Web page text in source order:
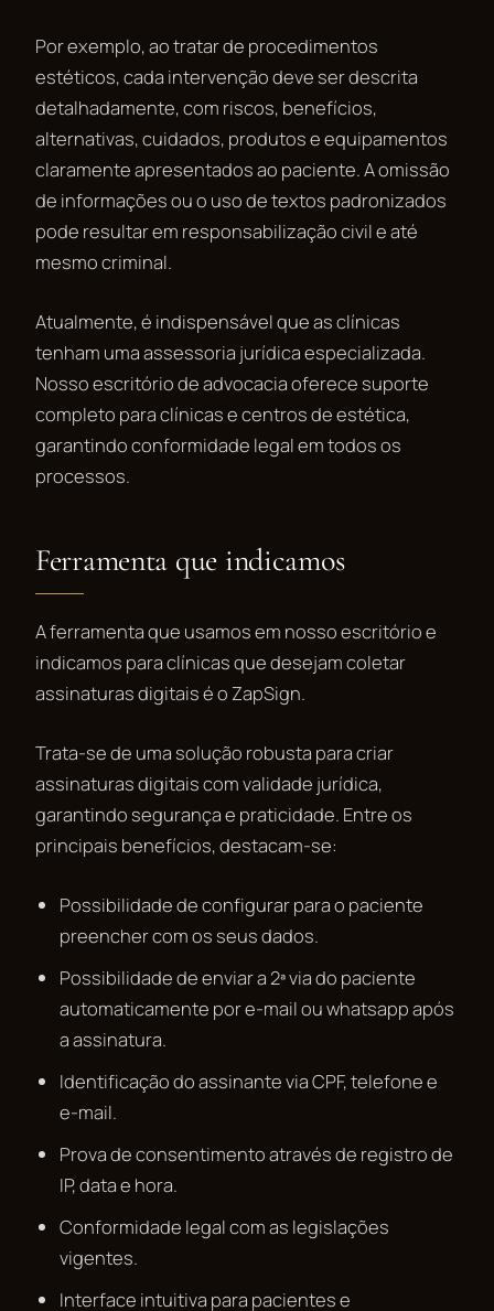
Por exemplo, ao tratar de procedimentos
estéticos, cada intervenção deve ser descrita
detalhadamente, com riscos, benefícios,
alternativas, cuidados, produtos e equipamentos
claramente apresentados ao paciente. A omissão
de informações ou o uso de textos padronizados
pode resultar em responsabilização civil e até
mesmo criminal.
Atualmente, é indispensável que as clínicas
tenham uma assessoria jurídica especializada.
Nosso escritório de advocacia oferece suporte
completo para clínicas e centros de estética,
garantindo conformidade legal em todos os
processos.
Ferramenta que indicamos
A ferramenta que usamos em nosso escritório e
indicamos para clínicas que desejam coletar
assinaturas digitais é o ZapSign.
Trata-se de uma solução robusta para criar
assinaturas digitais com validade jurídica,
garantindo segurança e praticidade. Entre os
principais benefícios, destacam-se:
Possibilidade de configurar para o paciente
preencher com os seus dados.
Possibilidade de enviar a 2ª via do paciente
automaticamente por e-mail ou whatsapp após
a assinatura.
Identificação do assinante via CPF, telefone e
e-mail.
Prova de consentimento através de registro de
IP, data e hora.
Conformidade legal com as legislações
vigentes.
Interface intuitiva para pacientes e